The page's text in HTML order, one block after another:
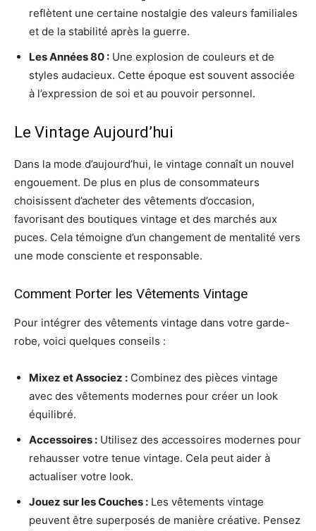
reflètent une certaine nostalgie des valeurs familiales
et de la stabilité après la guerre.
Les Années 80 : Une explosion de couleurs et de
styles audacieux. Cette époque est souvent associée
à l’expression de soi et au pouvoir personnel.
Le Vintage Aujourd’hui
Dans la mode d’aujourd’hui, le vintage connaît un nouvel
engouement. De plus en plus de consommateurs
choisissent d’acheter des vêtements d’occasion,
favorisant des boutiques vintage et des marchés aux
puces. Cela témoigne d’un changement de mentalité vers
une mode consciente et responsable.
Comment Porter les Vêtements Vintage
Pour intégrer des vêtements vintage dans votre garde-
robe, voici quelques conseils :
Mixez et Associez : Combinez des pièces vintage
avec des vêtements modernes pour créer un look
équilibré.
Accessoires : Utilisez des accessoires modernes pour
rehausser votre tenue vintage. Cela peut aider à
actualiser votre look.
Jouez sur les Couches : Les vêtements vintage
peuvent être superposés de manière créative. Pensez